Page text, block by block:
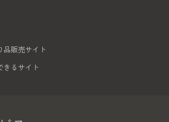
品販売サイト
きるサイト